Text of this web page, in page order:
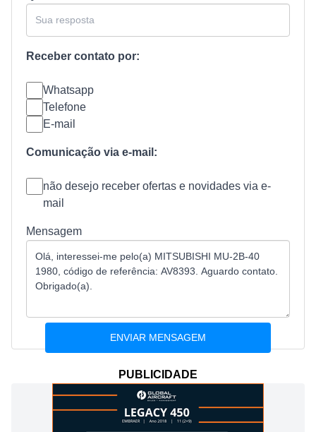
Receber contato por:
Whatsapp
Telefone
E-mail
Comunicação via e-mail:
não desejo receber ofertas e novidades via e-
mail
Mensagem
PUBLICIDADE